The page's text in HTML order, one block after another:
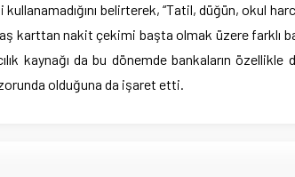
belirterek, “Tatil, dü­ğün, okul
karttan nakit çekimi başta olmak üzere farklı
kaynağı da bu dönemde bankaların özellik­le
zorun­da olduğuna da işaret etti.